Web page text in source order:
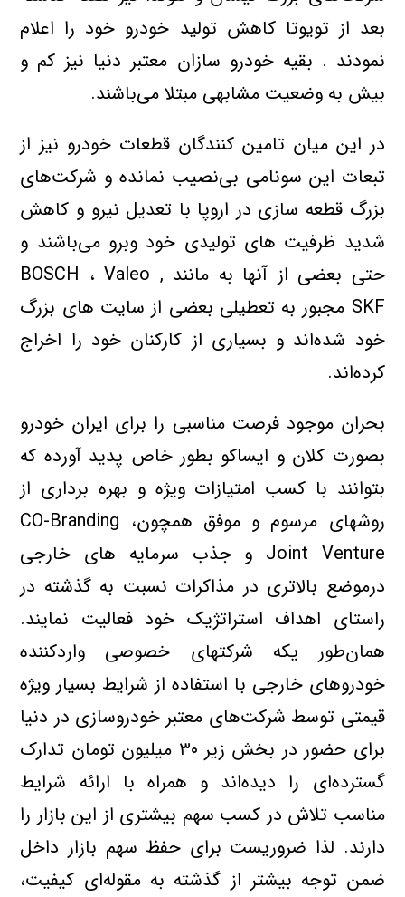
بعد از تویوتا کاهش تولید خودرو خود را اعلام
نمودند . بقیه خودرو سازان معتبر دنیا نیز کم و
بیش به وضعیت مشابهی مبتلا می‌باشند.
در این میان تامین کنندگان قطعات خودرو نیز از
تبعات این سونامی بی‌نصیب نمانده و شرکت‌های
بزرگ قطعه سازی در اروپا با تعدیل نیرو و کاهش
شدید ظرفیت های تولیدی خود وبرو می‌باشند و
حتی بعضی از آنها به مانند BOSCH ، Valeo ,
SKF مجبور به تعطیلی بعضی از سایت های بزرگ
خود شده‌اند و بسیاری از کارکنان خود را اخراج
کرده‌اند.
بحران موجود فرصت مناسبی را برای ایران خودرو
بصورت کلان و ایساکو بطور خاص پدید آورده که
بتوانند با کسب امتیازات ویژه و بهره برداری از
روشهای مرسوم و موفق همچونCO-Branding ،
Joint Venture و جذب سرمایه های خارجی
درموضع بالاتری در مذاکرات نسبت به گذشته در
راستای اهداف استراتژیک خود فعالیت نمایند.
همان‌طور یکه شرکتهای خصوصی واردکننده
خودروهای خارجی با استفاده از شرایط بسیار ویژه
قیمتی توسط شرکت‌های معتبر خودروسازی در دنیا
برای حضور در بخش زیر ۳۰ میلیون تومان تدارک
گسترده‌ای را دیده‌اند و همراه با ارائه شرایط
مناسب تلاش در کسب سهم بیشتری از این بازار را
دارند. لذا ضروریست برای حفظ سهم بازار داخل
ضمن توجه بیشتر از گذشته به مقوله‌ای کیفیت،